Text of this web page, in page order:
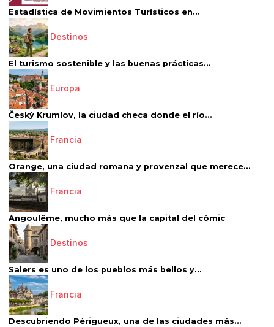
Estadística de Movimientos Turísticos en...
Destinos
El turismo sostenible y las buenas prácticas...
Europa
Český Krumlov, la ciudad checa donde el río...
Francia
Orange, una ciudad romana y provenzal que merece...
Francia
Angoulême, mucho más que la capital del cómic
Destinos
Salers es uno de los pueblos más bellos y...
Francia
Descubriendo Périgueux, una de las ciudades más...